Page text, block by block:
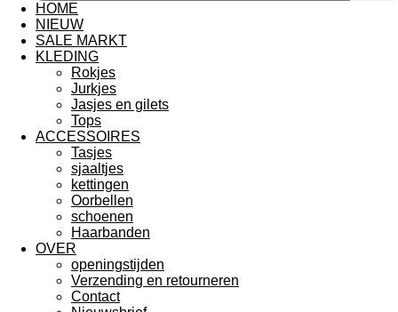
HOME
NIEUW
SALE MARKT
KLEDING
Rokjes
Jurkjes
Jasjes en gilets
Tops
ACCESSOIRES
Tasjes
sjaaltjes
kettingen
Oorbellen
schoenen
Haarbanden
OVER
openingstijden
Verzending en retourneren
Contact